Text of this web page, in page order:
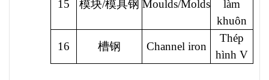
15 模块/模具钢 Moulds/Molds
làm
khuôn
16 槽钢 Channel iron
Thép
hình V